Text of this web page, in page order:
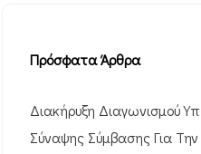
Πρόσφατα Άρθρα
Διακήρυξη Διαγωνισμού
Σύναψης Σύμβασης Για